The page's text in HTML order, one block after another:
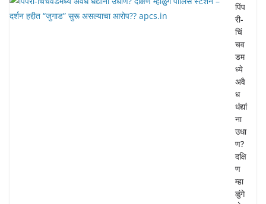
पिंप
री-
चिं
चव
डम
ध्ये
अवै
ध
धंद्यां
ना
उधा
ण?
दक्षि
ण
म्हा
ळुंगे